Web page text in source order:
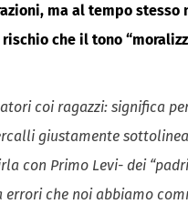
ma al tempo
rischio che il tono
coi ragazzi: significa
giustamente
con Primo Levi- dei
che noi abbiamo